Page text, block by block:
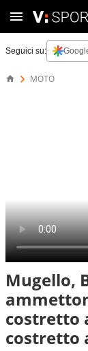
Seguici su:
MOTO
Mugello,
costretto
costretto